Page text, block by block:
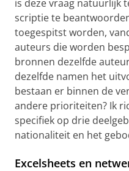
is deze vraag natuurlijk
scriptie te
toegespitst worden,
auteurs die worden
bronnen dezelfde
dezelfde namen het
bestaan er binnen de
andere prioriteiten? Ik
specifiek op drie
nationaliteit en het
Excelsheets en